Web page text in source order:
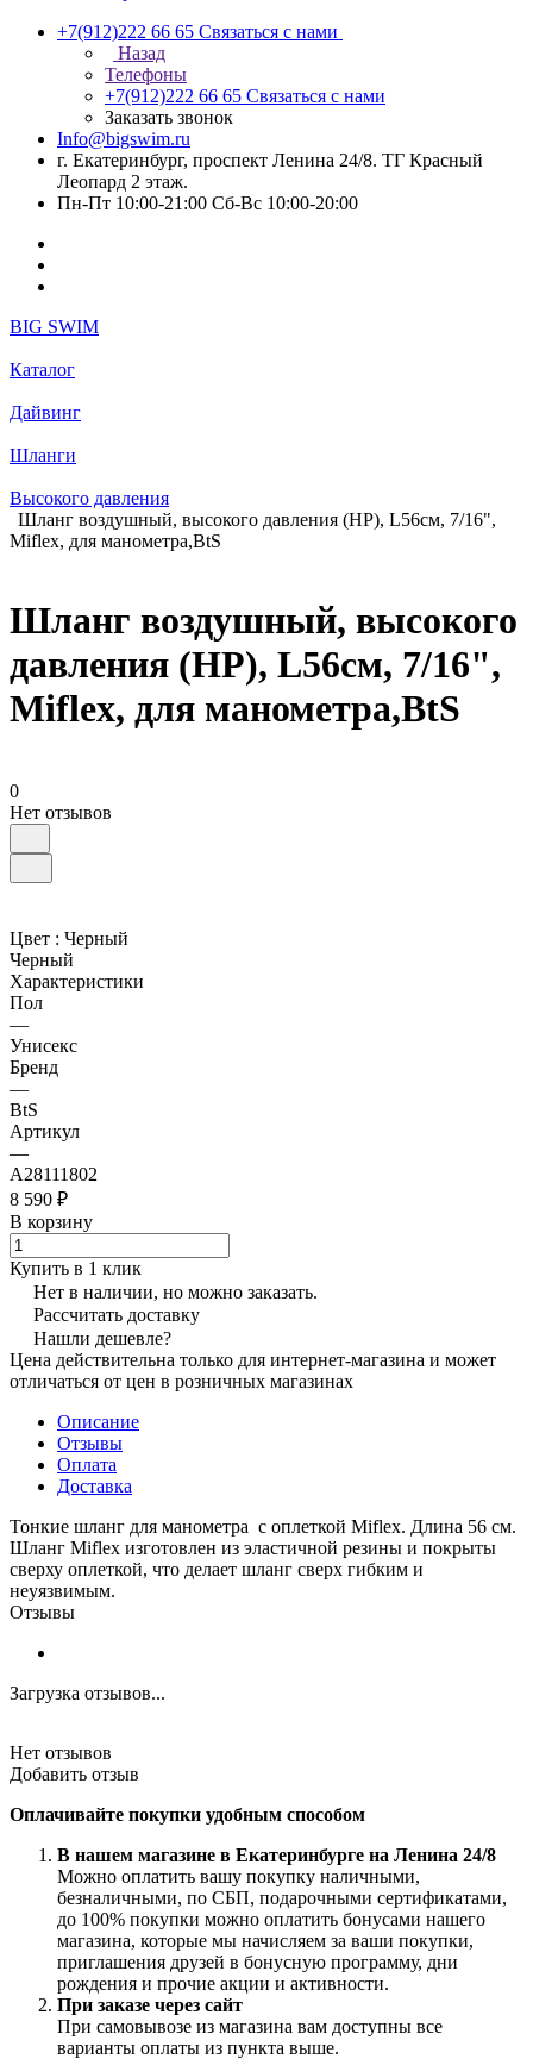
+7(912)222 66 65 Связаться с нами
Назад
Телефоны
+7(912)222 66 65 Связаться с нами
Заказать звонок
Info@bigswim.ru
г. Екатеринбург, проспект Ленина 24/8. ТГ Красный
Леопард 2 этаж.
Пн-Пт 10:00-21:00 Сб-Вс 10:00-20:00
BIG SWIM
Каталог
Дайвинг
Шланги
Высокого давления
Шланг воздушный, высокого давления (HP), L56см, 7/16",
Miflex, для манометра,BtS
Шланг воздушный, высокого
давления (HP), L56см, 7/16",
Miflex, для манометра,BtS
0
Нет отзывов
Цвет : Черный
Черный
Характеристики
Пол
—
Унисекс
Бренд
—
BtS
Артикул
—
A28111802
8 590 ₽
В корзину
Купить в 1 клик
Нет в наличии, но можно заказать.
Рассчитать доставку
Нашли дешевле?
Цена действительна только для интернет-магазина и может
отличаться от цен в розничных магазинах
Описание
Отзывы
Оплата
Доставка
Тонкие шланг для манометра с оплеткой Miflex. Длина 56 см.
Шланг Miflex изготовлен из эластичной резины и покрыты
сверху оплеткой, что делает шланг сверх гибким и
неуязвимым.
Отзывы
Загрузка отзывов...
Нет отзывов
Добавить отзыв
Оплачивайте покупки удобным способом
В нашем магазине в Екатеринбурге на Ленина 24/8
Можно оплатить вашу покупку наличными,
безналичными, по СБП, подарочными сертификатами,
до 100% покупки можно оплатить бонусами нашего
магазина, которые мы начисляем за ваши покупки,
приглашения друзей в бонусную программу, дни
рождения и прочие акции и активности.
При заказе через сайт
При самовывозе из магазина вам доступны все
варианты оплаты из пункта выше.